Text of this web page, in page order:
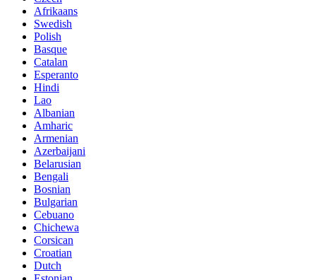
Afrikaans
Swedish
Polish
Basque
Catalan
Esperanto
Hindi
Lao
Albanian
Amharic
Armenian
Azerbaijani
Belarusian
Bengali
Bosnian
Bulgarian
Cebuano
Chichewa
Corsican
Croatian
Dutch